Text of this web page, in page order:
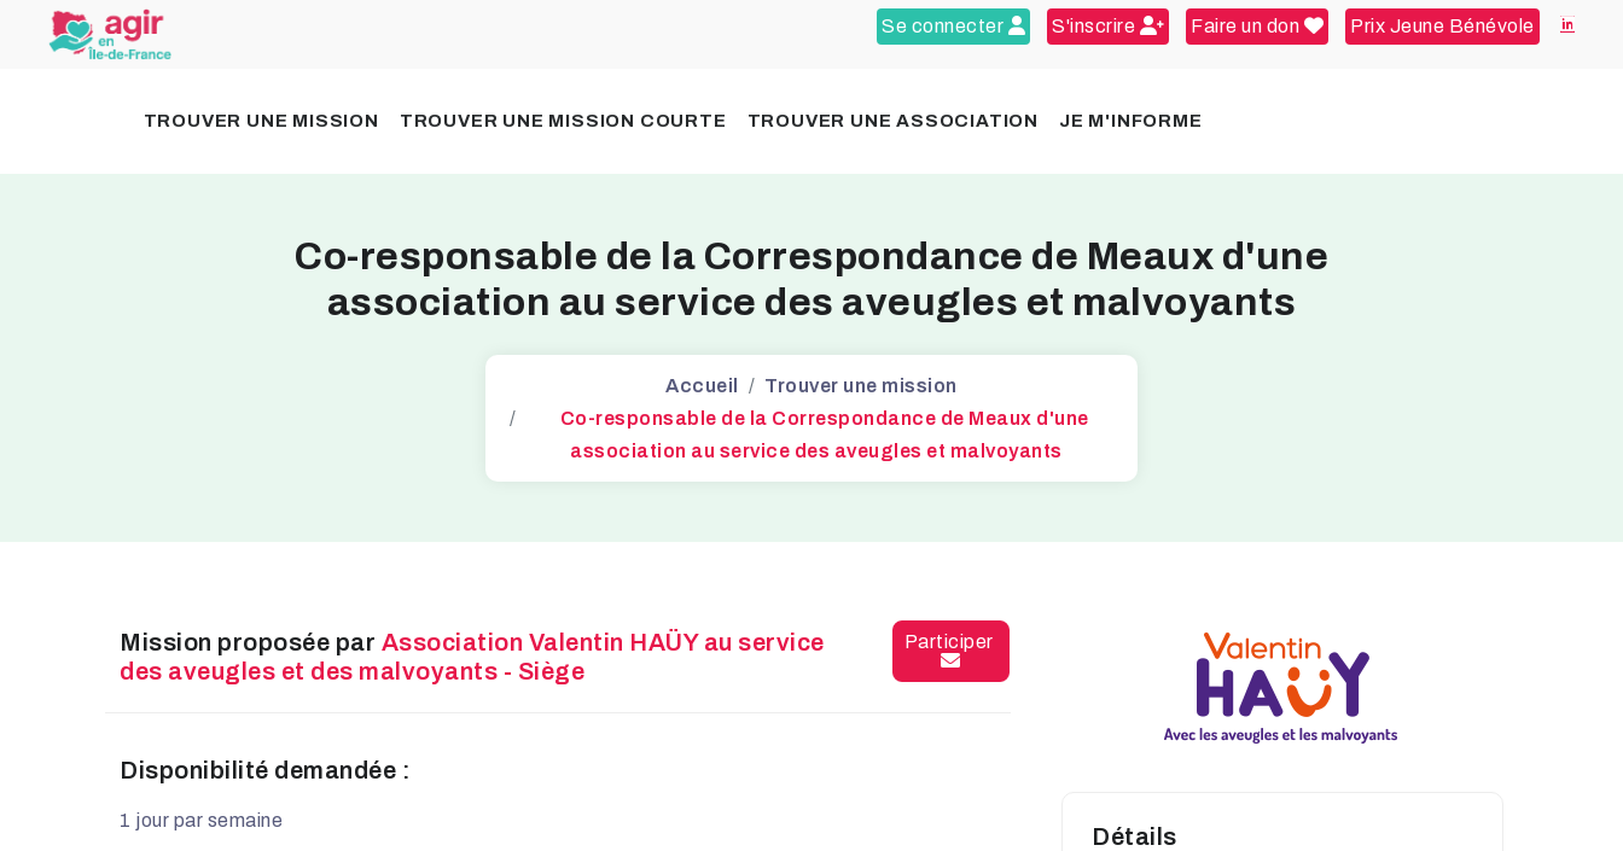
Se connecter S'inscrire Faire un don Prix Jeune Bénévole
TROUVER UNE MISSION TROUVER UNE MISSION COURTE TROUVER UNE ASSOCIATION JE M'INFORME
Co-responsable de la Correspondance de Meaux d'une
association au service des aveugles et malvoyants
Accueil
Trouver une mission
Co-responsable de la Correspondance de Meaux d'une
association au service des aveugles et malvoyants
Mission proposée par Association Valentin HAÜY au service
des aveugles et des malvoyants - Siège
Participer
Disponibilité demandée :
1 jour par semaine
Détails